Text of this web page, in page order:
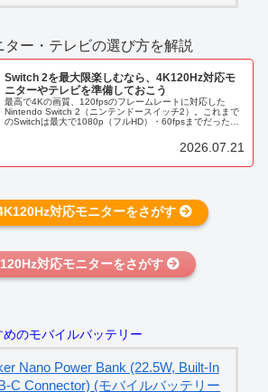
ター・テレビの選び方を解説
Switch 2を最大限楽しむなら、4K120Hz対応モ
ニターやテレビを準備しておこう
最高で4Kの画質、120fpsのフレームレートに対応した
Nintendo Switch 2（ニンテンドースイッチ2）。これまで
のSwitchは最大で1080p（フルHD）・60fpsまでだったの
2026.07.21
対応モニターをさがす
対応モニターをさがす
のモバイルバッテリー
Nano Power Bank (22.5W, Built-In
C Connector) (モバイルバッテリー